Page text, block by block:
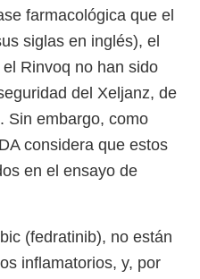
farmacológica que el
siglas en inglés), el
Rinvoq no han sido
del Xeljanz, de
Sin embargo, como
considera que estos
en el ensayo de
(fedratinib), no están
inflamatorios, y, por